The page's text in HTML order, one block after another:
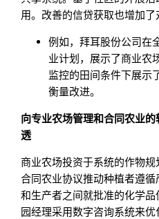
用。改善的信贷获取也增加了
例如，拜耳股份公司在
业计划，展示了商业农
监控的田间条件下展示
衡量改进。
向专业农场管理和合同农业
透
商业农场投资于系统的作物规
合同农业协议推动种植者遵
和生产者之间就批准的化学
园经理采用数字咨询系统来